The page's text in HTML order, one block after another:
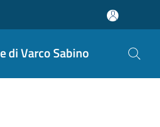
di Varco Sabino